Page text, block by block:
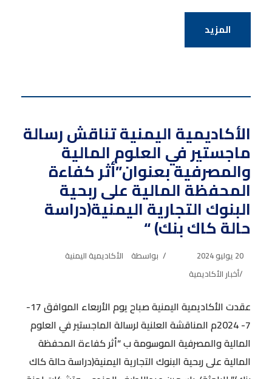
المزيد
الأكاديمية اليمنية تناقش رسالة
ماجستير في العلوم المالية
والمصرفية بعنوان”أثر كفاءة
المحفظة المالية على ربحية
البنوك التجارية اليمنية(دراسة
حالة كاك بنك) “
20 يوليو 2024 بواسطة الأكاديمية اليمنية
أخبار الأكاديمية
عقدت الأكاديمية اليمنية صباح يوم الأربعاء الموافق 17-
7- 2024م المناقشة العلنية لرسالة الماجستير في العلوم
المالية والمصرفية الموسومة ب “أثر كفاءة المحفظة
المالية على ربحية البنوك التجارية اليمنية(دراسة حالة كاك